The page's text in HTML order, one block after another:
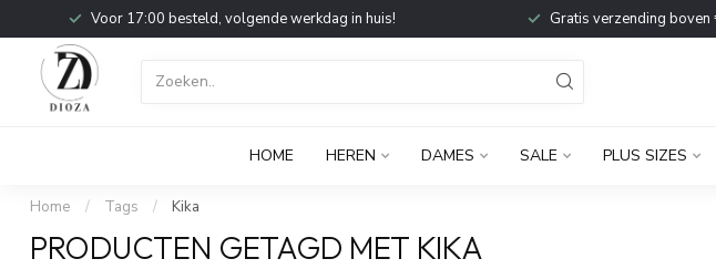
Voor 17:00 besteld, volgende werkdag in huis! Gratis verzending boven
HOME HEREN DAMES SALE PLUS SIZES
Home / Tags / Kika
PRODUCTEN GETAGD MET KIKA